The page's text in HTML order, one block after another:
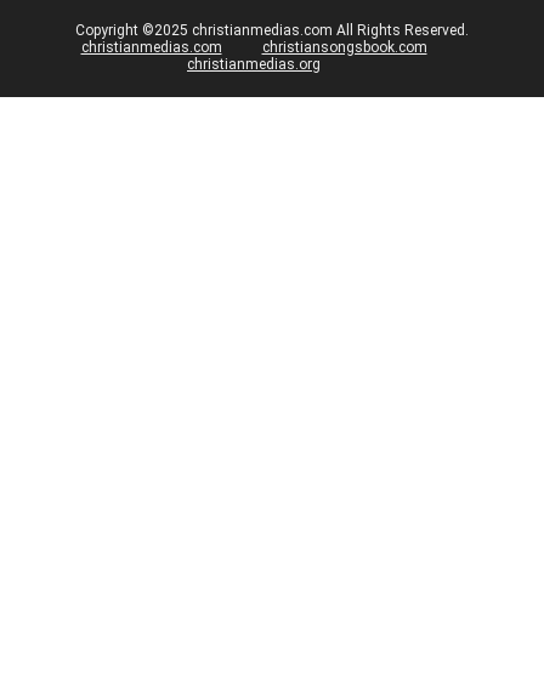
Copyright ©2025 christianmedias.com All Rights Reserved.
christianmedias.com
christiansongsbook.com
christianmedias.org